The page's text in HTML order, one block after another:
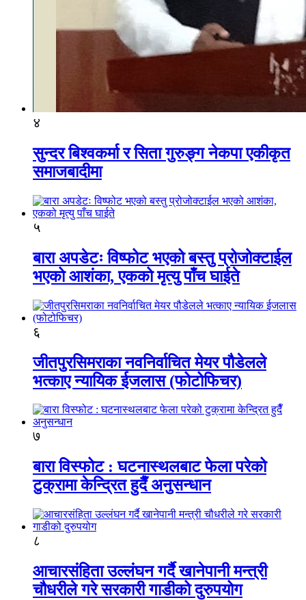
४
सुन्दर बिश्वकर्मा र सिता गुरुङ्ग नेकपा एकीकृत
समाजबादीमा
५
बारा अपडेटः विष्फोट भएको बस्तु प्रोजोक्टाईल
भएको आशंका, एकको मृत्यु पाँच घाईते
६
जीतपुरसिमराका नवनिर्वाचित मेयर पौडेलले
भत्काए न्यायिक ईजलास (फोटोफिचर)
७
बारा विस्फोट : घटनास्थलबाट फेला परेको
टुक्रामा केन्द्रित हुदैँ अनुसन्धान
८
आचारसंहिता उल्लंघन गर्दै खानेपानी मन्त्री
चौधरीले गरे सरकारी गाडीको दुरुपयोग